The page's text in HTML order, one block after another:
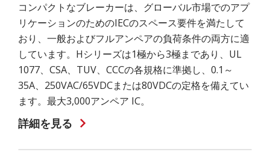
コンパクトなブレーカーは、グローバル市場でのアプ
リケーションのためのIECのスペース要件を満たして
おり、一般およびフルアンペアの負荷条件の両方に適
しています。Hシリーズは1極から3極まであり、UL
1077、CSA、TUV、CCCの各規格に準拠し、0.1～
35A、250VAC/65VDCまたは80VDCの定格を備えてい
ます。最大3,000アンペア IC。
詳細を見る